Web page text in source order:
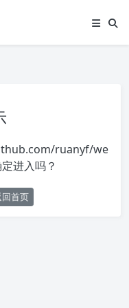
ruanyf/we
进入吗？
首页